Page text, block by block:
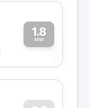
1.8
MW1